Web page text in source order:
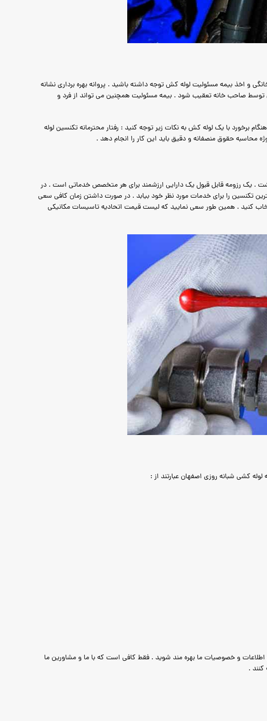
و اخذ بیمه مسئولیت لوله کش توجه داشته باشید . پروانه بهره برداری نشانه
صاحب خانه تعقیب شود . بیمه مسئولیت همچنین می تواند از فرد و
برخورد با یک لوله کش به نکات زیر توجه کنید : رفتار محترمانه تکنسین لوله
حقوق منصفانه و دقیق باید این کار را انجام دهد .
. یک رزومه قابل قبول یک دارایی ارزشمند برای هر متخصص خدماتی است . در
تکنسین را برای خدمات مورد نظر خود بیابد . در صورت داشتن زمان کافی سعی
کنید . همین طور سعی نمایید که لیست قیمت اتحادیه تاسیسات مکانیکی
کشی شبانه روزی اصفهان عبارتند از :
اطلاعات و خصوصیات ما بهره مند شوید . فقط کافی است که با ما و مشاورین ما
.